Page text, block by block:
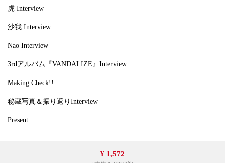
虎 Interview
沙我 Interview
Nao Interview
3rdアルバム『VANDALIZE』Interview
Making Check!!
秘蔵写真＆振り返りInterview
Present
¥ 1,572